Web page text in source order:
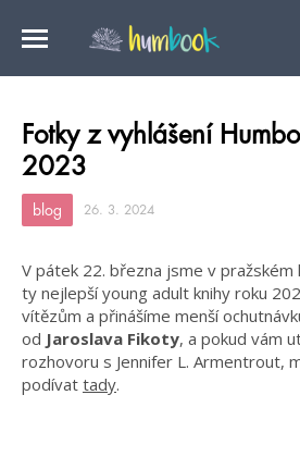
Fotky z vyhlášení
2023
blog 26. 3. 2024
V pátek 22. března jsme v pražském
ty nejlepší young adult knihy roku
vítězům a přinášíme menší
od Jaroslava Fikoty, a pokud vám
rozhovoru s Jennifer L. Armentrout,
podívat tady.